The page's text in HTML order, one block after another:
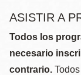
ASISTIR A
Todos los
necesario
contrario.